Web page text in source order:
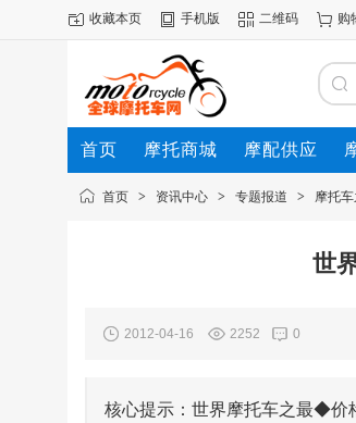
收藏本页 手机版 二维码 购
首页 摩托商城 摩配供应
动态首页 > 资讯中心 > 专题报道 > 摩托
世
2012-04-16 2252 0
核心提示：世界摩托车之最◆价